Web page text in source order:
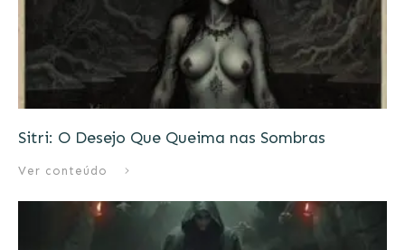
Sitri: O Desejo Que Queima nas Sombras
Ver conteúdo